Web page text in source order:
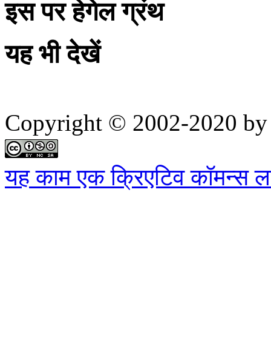
इस पर हेगेल ग्रंथ
यह भी देखें
Copyright © 2002-2020 by
यह काम एक क्रिएटिव कॉमन्स